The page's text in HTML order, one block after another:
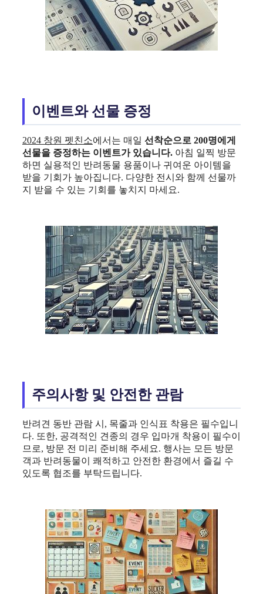
이벤트와 선물 증정
2024 창원 펫친소에서는 매일 선착순으로 200명에게
선물을 증정하는 이벤트가 있습니다. 아침 일찍 방문
하면 실용적인 반려동물 용품이나 귀여운 아이템을
받을 기회가 높아집니다. 다양한 전시와 함께 선물까
지 받을 수 있는 기회를 놓치지 마세요.
주의사항 및 안전한 관람
반려견 동반 관람 시, 목줄과 인식표 착용은 필수입니
다. 또한, 공격적인 견종의 경우 입마개 착용이 필수이
므로, 방문 전 미리 준비해 주세요. 행사는 모든 방문
객과 반려동물이 쾌적하고 안전한 환경에서 즐길 수
있도록 협조를 부탁드립니다.